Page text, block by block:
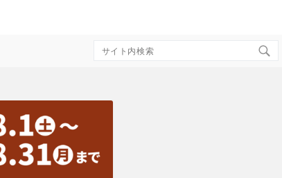
Search